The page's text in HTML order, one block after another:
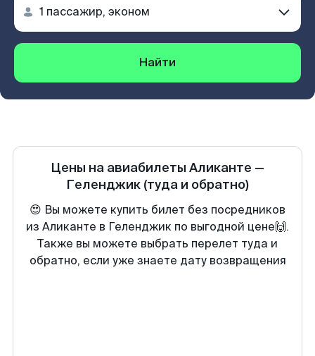
Найти
Цены на авиабилеты Аликанте —
Геленджик (туда и обратно)
😍 Вы можете купить билет без посредников
из Аликанте в Геленджик по выгодной цене🙌.
Также вы можете выбрать перелет туда и
обратно, если уже знаете дату возвращения